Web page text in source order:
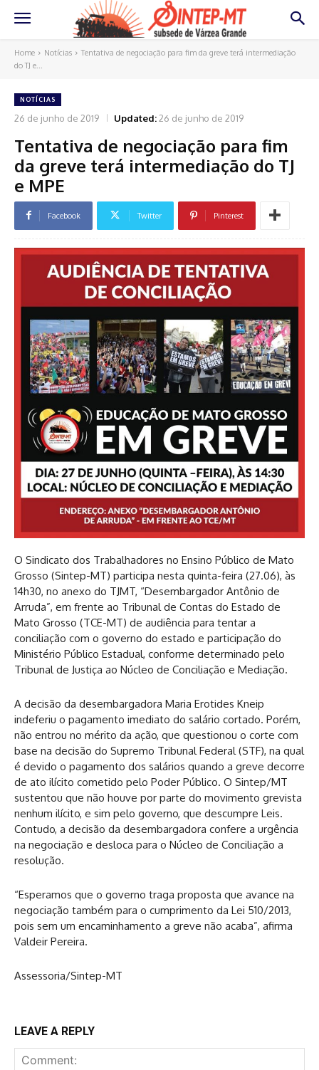
Home Notícias
Tentativa de negociação para fim da greve terá intermediação
do TJ e...
NOTÍCIAS
26 de junho de 2019 Updated:26 de junho de 2019
Tentativa de negociação para fim
da greve terá intermediação do TJ
e MPE
Facebook Twitter Pinterest
O Sindicato dos Trabalhadores no Ensino Público de Mato
Grosso (Sintep-MT) participa nesta quinta-feira (27.06), às
14h30, no anexo do TJMT, “Desembargador Antônio de
Arruda”, em frente ao Tribunal de Contas do Estado de
Mato Grosso (TCE-MT) de audiência para tentar a
conciliação com o governo do estado e participação do
Ministério Público Estadual, conforme determinado pelo
Tribunal de Justiça ao Núcleo de Conciliação e Mediação.
A decisão da desembargadora Maria Erotides Kneip
indeferiu o pagamento imediato do salário cortado. Porém,
não entrou no mérito da ação, que questionou o corte com
base na decisão do Supremo Tribunal Federal (STF), na qual
é devido o pagamento dos salários quando a greve decorre
de ato ilícito cometido pelo Poder Público. O Sintep/MT
sustentou que não houve por parte do movimento grevista
nenhum ilícito, e sim pelo governo, que descumpre Leis.
Contudo, a decisão da desembargadora confere a urgência
na negociação e desloca para o Núcleo de Conciliação a
resolução.
“Esperamos que o governo traga proposta que avance na
negociação também para o cumprimento da Lei 510/2013,
pois sem um encaminhamento a greve não acaba”, afirma
Valdeir Pereira.
Assessoria/Sintep-MT
LEAVE A REPLY